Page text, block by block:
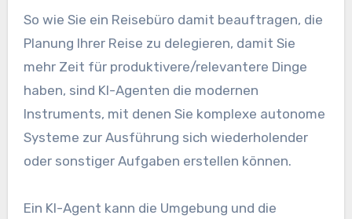
So wie Sie ein Reisebüro damit beauftragen, die
Planung Ihrer Reise zu delegieren, damit Sie
mehr Zeit für produktivere/relevantere Dinge
haben, sind KI-Agenten die modernen
Instruments, mit denen Sie komplexe autonome
Systeme zur Ausführung sich wiederholender
oder sonstiger Aufgaben erstellen können.
Ein KI-Agent kann die Umgebung und die